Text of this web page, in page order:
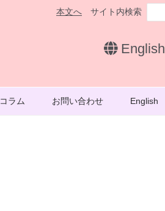
本文へ サイト内検索
English
コラム お問い合わせ English